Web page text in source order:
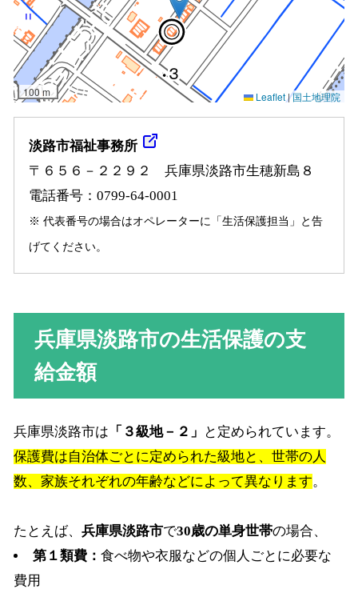
淡路市福祉事務所
〒６５６－２２９２ 兵庫県淡路市生穂新島８
電話番号：0799-64-0001
※ 代表番号の場合はオペレーターに「生活保護担当」と告
げてください。
兵庫県淡路市の生活保護の支
給金額
兵庫県淡路市は 「３級地－２」
と定められています。
保護費は自治体ごとに定められた級地と、世帯の人
数、家族それぞれの年齢などによって異なります。
たとえば、兵庫県淡路市で30歳の単身世帯の場合、
第１類費： 食べ物や衣服などの個人ごとに必要な
費用